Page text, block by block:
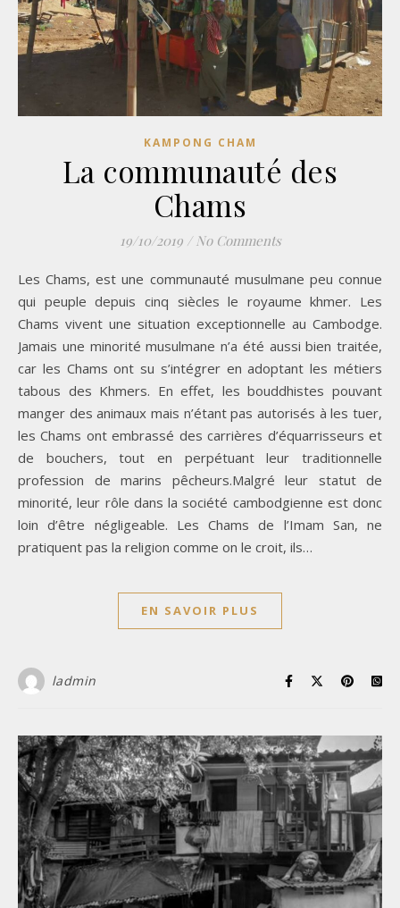
KAMPONG CHAM
La communauté des
Chams
19/10/2019 / No Comments
Les Chams, est une communauté musulmane peu connue
qui peuple depuis cinq siècles le royaume khmer. Les
Chams vivent une situation exceptionnelle au Cambodge.
Jamais une minorité musulmane n’a été aussi bien traitée,
car les Chams ont su s’intégrer en adoptant les métiers
tabous des Khmers. En effet, les bouddhistes pouvant
manger des animaux mais n’étant pas autorisés à les tuer,
les Chams ont embrassé des carrières d’équarrisseurs et
de bouchers, tout en perpétuant leur traditionnelle
profession de marins pêcheurs.Malgré leur statut de
minorité, leur rôle dans la société cambodgienne est donc
loin d’être négligeable. Les Chams de l’Imam San, ne
pratiquent pas la religion comme on le croit, ils…
EN SAVOIR PLUS
ladmin